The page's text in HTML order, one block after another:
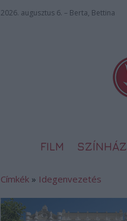
2026. augusztus 6. – Berta, Bettina
FILM SZÍNHÁZ
Címkék » Idegenvezetés